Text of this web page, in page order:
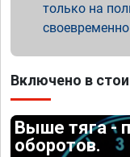
только на
Включено в
Выше тяга -
оборотов.